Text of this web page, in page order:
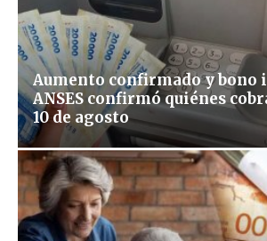
Aumento confirmado y bono
ANSES confirmó quiénes
10 de agosto